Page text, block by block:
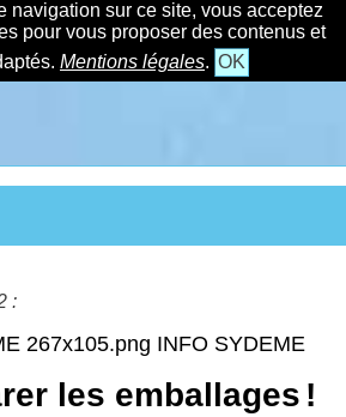
navigation sur ce site, vous acceptez
pour vous proposer des contenus et
Mentions légales. OK
:
INFO SYDEME
les emballages !